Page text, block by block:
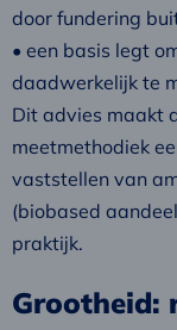
door fundering
• een basis legt
daadwerkelijk te
Dit advies maakt
meetmethodiek
vaststellen van
(biobased
praktijk.
Grootheid: